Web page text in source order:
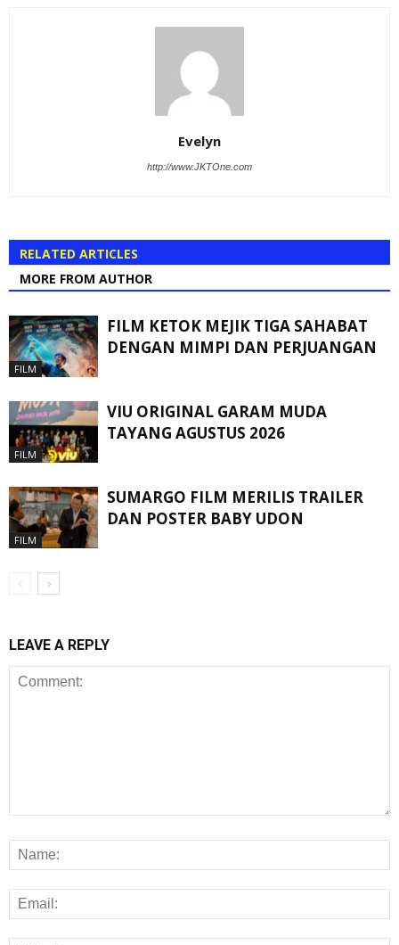
Evelyn
http://www.JKTOne.com
RELATED ARTICLES
MORE FROM AUTHOR
FILM
FILM KETOK MEJIK TIGA SAHABAT
DENGAN MIMPI DAN PERJUANGAN
FILM
VIU ORIGINAL GARAM MUDA
TAYANG AGUSTUS 2026
FILM
SUMARGO FILM MERILIS TRAILER
DAN POSTER BABY UDON
LEAVE A REPLY